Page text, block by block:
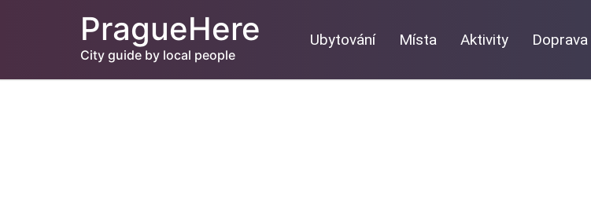
PragueHere
City guide by local people
Ubytování Místa Aktivity Doprava